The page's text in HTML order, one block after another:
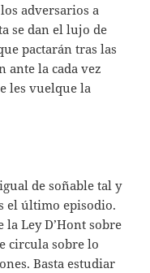
adversarios a
se dan el lujo de
pactarán tras las
ante la cada vez
les vuelque la
de soñable tal y
el último episodio.
Ley D’Hont sobre
circula sobre lo
Basta estudiar